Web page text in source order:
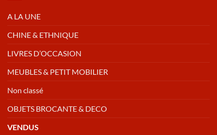
A LA UNE
CHINE & ETHNIQUE
LIVRES D’OCCASION
MEUBLES & PETIT MOBILIER
Non classé
OBJETS BROCANTE & DECO
VENDUS